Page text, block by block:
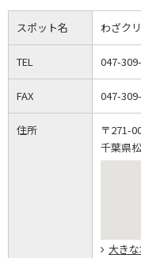
スポット名 わざク
TEL 047-
FAX 047-
住所
〒271-
千葉県
大き